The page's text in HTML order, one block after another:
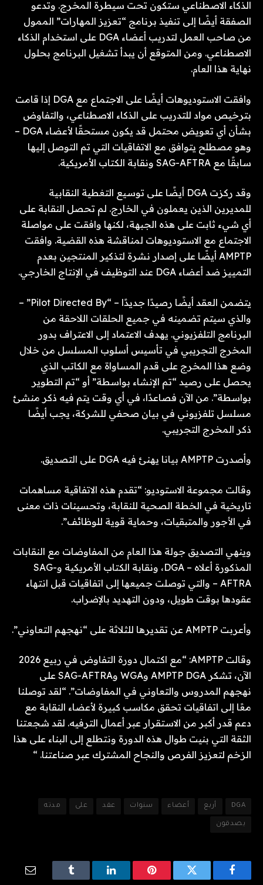
الذكاء الاصطناعي ستكون تحت سيطرة المخرج. وتدعو
الصفقة أيضًا إلى تنفيذ برنامج “تعزيز المهارات” الممول
من صاحب العمل لتدريب أعضاء DGA على استخدام الذكاء
الاصطناعي. ومن المتوقع أن يبدأ تشغيل البرنامج بحلول
نهاية هذا العام.
وافقت الاستوديوهات أيضًا على الاجتماع مع DGA إذا قامت
بترخيص مواد للتدريب على الذكاء الاصطناعي، والتفاوض
بشأن أي تعويض محتمل قد يكون مستحقًا لأعضاء DGA –
وهو مصطلح يتوافق مع الاتفاقيات التي تم التوصل إليها
سابقًا مع SAG-AFTRA ونقابة الكتاب الأمريكية.
وقد ركزت DGA أيضًا على توسيع التغطية النقابية
للمديرين الذين يعملون في الخارج. لم تحصل النقابة على
أي شيء ثابت على هذه الجبهة، لكنها وافقت على مواصلة
الاجتماع مع الاستوديوهات لمناقشة هذه القضية. وافقت
AMPTP أيضًا على إصدار نشرة لتذكير المنتجين بعدم
التمييز ضد أعضاء DGA عند التوظيف في الإنتاج الخارجي.
يتضمن العقد أيضًا رصيدًا جديدًا – “Pilot Directed By” –
والذي سيتم تضمينه في جميع الحلقات اللاحقة من
البرنامج التلفزيوني. يهدف الاعتماد إلى الاعتراف بدور
المخرج التجريبي في تأسيس أسلوب المسلسل من خلال
وضع هذا المخرج على قدم المساواة مع الكاتب الذي
يحصل على رصيد “تم الإنشاء بواسطة” أو “تم التطوير
بواسطة”. من الآن فصاعدًا، في أي وقت يتم فيه ذكر منشئ
مسلسل تلفزيوني في بيان صحفي للشركة، يجب أيضًا
ذكر المخرج التجريبي.
وأصدرت AMPTP بيانا يهنئ فيه DGA على التصديق.
وقالت مجموعة الاستوديو: “تقدم هذه الاتفاقية مساهمات
تاريخية في الخطة الصحية للنقابة، وتحسينات ذات معنى
في الأجور والمتبقيات، وحماية قوية للوظائف”.
وينهي التصديق جولة هذا العام من المفاوضات مع النقابات
المذكورة أعلاه – DGA، ونقابة الكتاب الأمريكية وSAG-
AFTRA – والتي توصلت جميعها إلى اتفاقيات قبل انتهاء
عقودها بوقت طويل، ودون التهديد بالإضراب.
وأعربت AMPTP عن تقديرها للثلاثة على “نهجهم التعاوني”.
وقالت AMPTP: “مع اكتمال دورة التفاوض في ربيع 2026
الآن، تشكر AMPTP DGA وWGA وSAG-AFTRA على
نهجهم المدروس والتعاوني في المفاوضات”. “لقد توصلنا
معًا إلى اتفاقيات تحقق مكاسب كبيرة لأعضاء النقابة مع
دعم قدر أكبر من الاستقرار عبر أعمال الترفيه. لقد شجعتنا
الثقة التي بنيت طوال هذه الدورة ونتطلع إلى البناء على هذا
الزخم لتعزيز الفرص والنجاح المشترك عبر صناعتنا. “
DGA أربع أعضاء سنوات عقد على مدته
يصدقون
فيسبوك تويتر بينتيريستلينكدإن Tumblr